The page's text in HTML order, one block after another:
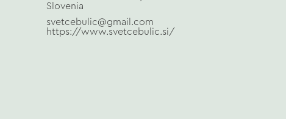
Slovenia
svetcebulic@gmail.com
https://www.svetcebulic.si/